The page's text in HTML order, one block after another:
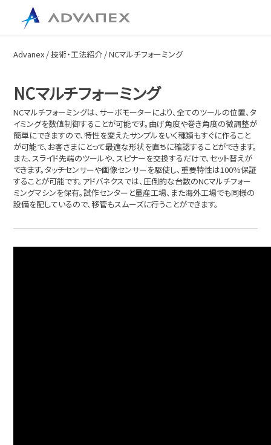
Advanex/技術・工法紹介/ NCマルチフォーミング
NCマルチフォーミング
NCマルチフォーミングは、サーボモーターにより、全てのツールの位置、タ
イミングを数値制御することが可能です。曲げ角度や巻き角度の微調整が
簡単にできますので、特性を変えたサンプルをいく種類もすぐに作ること
が可能で、お客さまにとって最適な形状を直ちに確認することができます。
また、スライド先端のツールや、スピナーを交換するだけで、セット替えが
できます。タッチセンサーや画像センサーを駆使し、重要特性は100％保証
することが可能です。アドバネクスでは、圧倒的な台数のNCマルチフォー
ミングマシンを保有。試作センターと量産工場、また海外工場でも同様の
設備を配しているので、移管もスムーズに行うことができます。